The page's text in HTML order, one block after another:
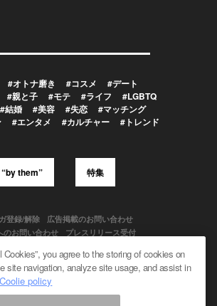
#オトナ磨き #コスメ
#デート
#親と子 #モテ #ライフ
#LGBTQ
#結婚 #美容 #失恋
#マッチング
#エンタメ #カルチャー #トレンド
them” 特集
登録/解除
広告掲載のお問い合わせ
のお問い合わせ
プレスリリース受付
Powered by
Cookies”, you agree to the storing of cookies on
site navigation, analyze site usage, and assist in
Coolie policy